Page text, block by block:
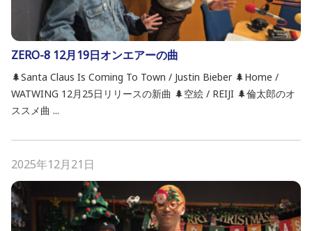
ZERO-8 12月19日オンエアーの曲
🌲Santa Claus Is Coming To Town / Justin Bieber 🌲Home /
WATWING 12月25日リリースの新曲 🌲空絵 / REIJI 🌲倫太郎のオ
ススメ曲 ...
2025年12月21日